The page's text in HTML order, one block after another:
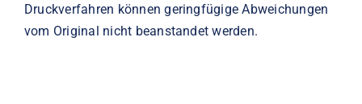
Druckverfahren können geringfügige Abweichungen
vom Original nicht beanstandet werden.